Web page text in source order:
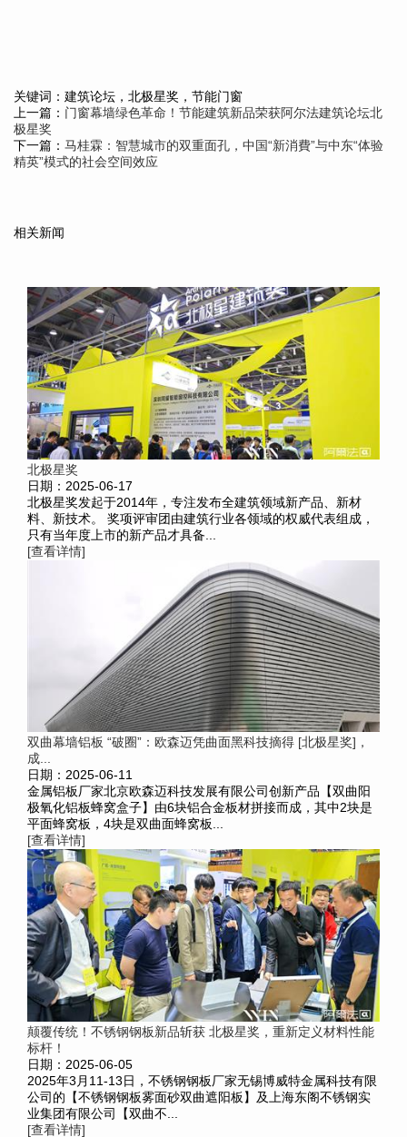
关键词：建筑论坛，北极星奖，节能门窗
上一篇： 门窗幕墙绿色革命！节能建筑新品荣获阿尔法建筑论坛北
极星奖
下一篇： 马桂霖：智慧城市的双重面孔，中国“新消費”与中东“体验
精英”模式的社会空间效应
相关新闻
北极星奖
日期：2025-06-17
北极星奖发起于2014年，专注发布全建筑领域新产品、新材
料、新技术。 奖项评审团由建筑行业各领域的权威代表组成，
只有当年度上市的新产品才具备...
[查看详情]
双曲幕墙铝板 “破圈”：欧森迈凭曲面黑科技摘得 [北极星奖]，
成...
日期：2025-06-11
金属铝板厂家北京欧森迈科技发展有限公司创新产品【双曲阳
极氧化铝板蜂窝盒子】由6块铝合金板材拼接而成，其中2块是
平面蜂窝板，4块是双曲面蜂窝板...
[查看详情]
颠覆传统！不锈钢钢板新品斩获 北极星奖，重新定义材料性能
标杆！
日期：2025-06-05
2025年3月11-13日，不锈钢钢板厂家无锡博威特金属科技有限
公司的【不锈钢钢板雾面砂双曲遮阳板】及上海东阁不锈钢实
业集团有限公司【双曲不...
[查看详情]